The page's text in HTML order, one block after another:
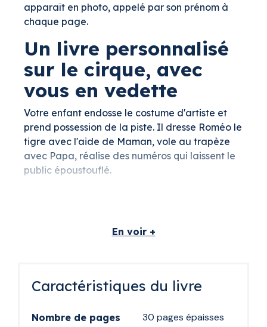
apparaît en photo, appelé par son prénom à
chaque page.
Un livre personnalisé
sur le cirque, avec
vous en vedette
Votre enfant endosse le costume d'artiste et
prend possession de la piste. Il dresse Roméo le
tigre avec l'aide de Maman, vole au trapèze
avec Papa, réalise des numéros qui laissent le
public époustouflé.
existe en version fille ou garçon pour coller à
Quatre héros en
photo, un seul
spectacle
En voir +
Caractéristiques du livre
Nombre de pages 30 pages épaisses